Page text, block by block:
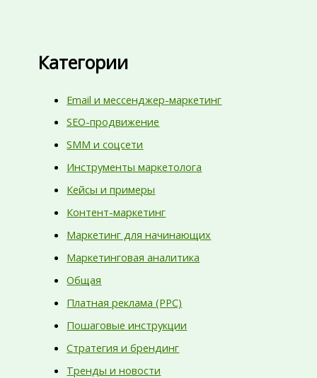
Категории
Email и мессенджер-маркетинг
SEO-продвижение
SMM и соцсети
Инструменты маркетолога
Кейсы и примеры
Контент-маркетинг
Маркетинг для начинающих
Маркетинговая аналитика
Общая
Платная реклама (PPC)
Пошаговые инструкции
Стратегия и брендинг
Тренды и новости